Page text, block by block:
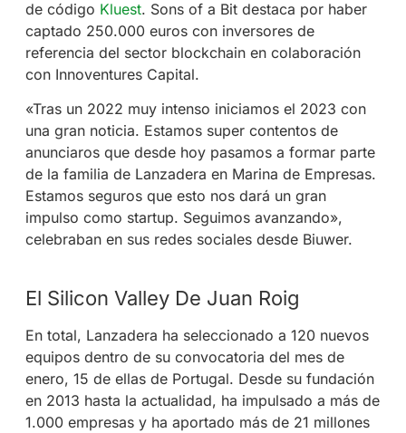
de código Kluest. Sons of a Bit destaca por haber
captado 250.000 euros con inversores de
referencia del sector blockchain en colaboración
con Innoventures Capital.
«Tras un 2022 muy intenso iniciamos el 2023 con
una gran noticia. Estamos super contentos de
anunciaros que desde hoy pasamos a formar parte
de la familia de Lanzadera en Marina de Empresas.
Estamos seguros que esto nos dará un gran
impulso como startup. Seguimos avanzando»,
celebraban en sus redes sociales desde Biuwer.
El Silicon Valley De Juan Roig
En total, Lanzadera ha seleccionado a 120 nuevos
equipos dentro de su convocatoria del mes de
enero, 15 de ellas de Portugal. Desde su fundación
en 2013 hasta la actualidad, ha impulsado a más de
1.000 empresas y ha aportado más de 21 millones